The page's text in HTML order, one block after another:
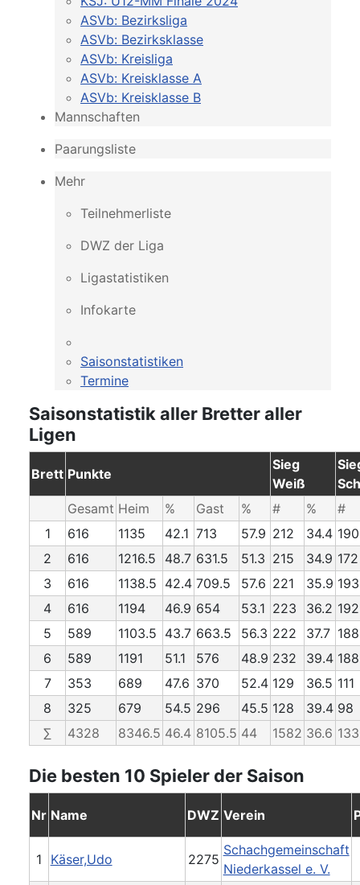
ASVb: Bezirksliga
ASVb: Bezirksklasse
ASVb: Kreisliga
ASVb: Kreisklasse A
ASVb: Kreisklasse B
Mannschaften
Paarungsliste
Mehr
Teilnehmerliste
DWZ der Liga
Ligastatistiken
Infokarte
Saisonstatistiken
Termine
Saisonstatistik aller Bretter aller
Ligen
Brett Punkte
Sieg
Weiß
Gesamt Heim % Gast % # %
#
1
616 1135 42.1 713 57.9 212 34.4 190
2
616 1216.5 48.7 631.5 51.3 215 34.9 172
3
616 1138.5 42.4 709.5 57.6 221 35.9 193
4
616 1194 46.9 654 53.1 223 36.2 192
5
589 1103.5 43.7 663.5 56.3 222 37.7 188
6
589 1191 51.1 576 48.9 232 39.4 188
7
353 689 47.6 370 52.4 129 36.5 111
8
325 679 54.5 296 45.5 128 39.4 98
∑
4328 8346.5 46.4 8105.5 44 1582 36.6
Die besten 10 Spieler der Saison
Nr Name DWZ Verein
1 Käser,Udo 2275
Schachgemeinschaft
Niederkassel e. V.